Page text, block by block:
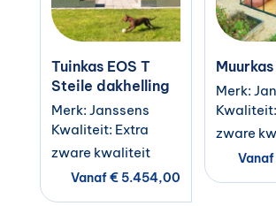
Tuinkas EOS T
Steile dakhelling
Merk: Janssens
Kwaliteit: Extra
zware kwaliteit
Vanaf€5.454,00
Merk:
zware